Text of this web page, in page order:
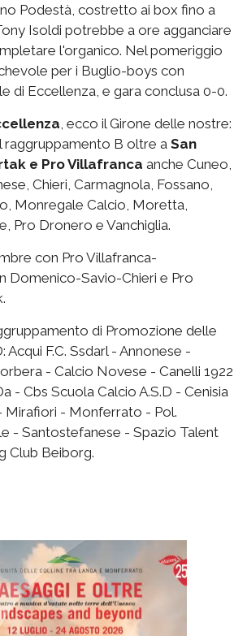
Podestà, costretto ai box fino a
Isoldi potrebbe a ore agganciare
l'organico. Nel pomeriggio
per i Buglio-boys con
di Eccellenza, e gara conclusa 0-0.
, ecco il Girone delle nostre:
raggruppamento B oltre a San
e Pro Villafranca anche Cuneo,
Chieri, Carmagnola, Fossano,
Monregale Calcio, Moretta,
Pro Dronero e Vanchiglia.
con Pro Villafranca-
Domenico-Savio-Chieri e Pro
di Promozione delle
Acqui F.C. Ssdarl - Annonese -
- Calcio Novese - Canelli 1922
- Cbs Scuola Calcio A.S.D - Cenisia
Mirafiori - Monferrato - Pol.
- Santostefanese - Spazio Talent
Club Beiborg.